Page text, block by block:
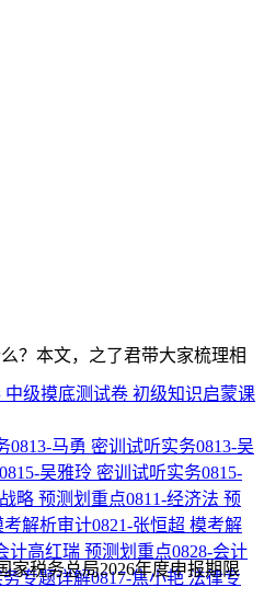
中级摸底测试卷 初级知识启蒙课
0813-马勇 密训试听实务0813-吴
吴雅玲 密训试听实务0815-
略 预测划重点0811-经济法 预
考解析审计0821-张恒超 模考解
计高红瑞 预测划重点0828-会计
务专题详解0817-焦小艳法律专
？本文，之了君带大家梳理相
家税务总局2026年度申报期限